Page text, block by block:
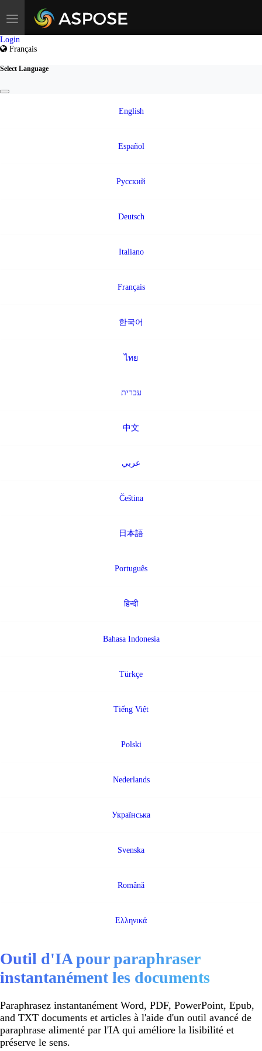
Toggle
navigation
Login
Français
Select Language
English
Español
Русский
Deutsch
Italiano
Français
한국어
ไทย
עברית
中文
عربي
Čeština
日本語
Português
हिन्दी
Bahasa Indonesia
Türkçe
Tiếng Việt
Polski
Nederlands
Українська
Svenska
Română
Ελληνικά
Outil d'IA pour paraphraser
instantanément les documents
Paraphrasez instantanément Word, PDF, PowerPoint, Epub,
and TXT documents et articles à l'aide d'un outil avancé de
paraphrase alimenté par l'IA qui améliore la lisibilité et
préserve le sens.